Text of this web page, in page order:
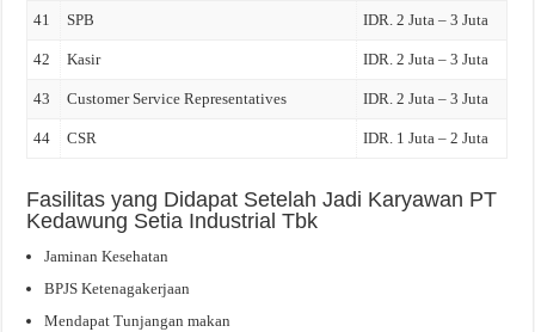
41 SPB IDR. 2 Juta – 3 Juta
42 Kasir IDR. 2 Juta – 3 Juta
43 Customer Service Representatives IDR. 2 Juta – 3 Juta
44 CSR IDR. 1 Juta – 2 Juta
Fasilitas yang Didapat Setelah Jadi Karyawan PT
Kedawung Setia Industrial Tbk
Jaminan Kesehatan
BPJS Ketenagakerjaan
Mendapat Tunjangan makan